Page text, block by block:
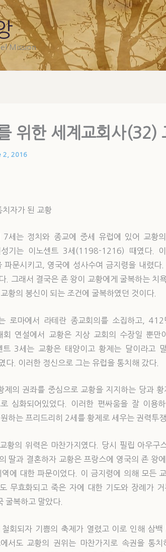
Mission
위한 세계교회사(32)
2, 2016
치자가 된 교황
7세는 정치와 종교에 중세 유럽에 있어 교황
성기는 이노센트 3세(1198-1216) 때였다.
파문시키고, 영국에 성사수여 금지령을 내렸다
. 그래서 결국은 죤 왕이 교황에게 굴복하는 치
황의 봉신이 되는 조건에 굴복하였던 것이다.
로마에서 라테란 종교회의를 소집하고,
회 연설에서 교황은 지상 교회의 수장일 뿐
트 3세는 교황은 태양이고 황제는 달이라고
다. 이러한 정신으로 그는 유럽을 통치해 갔다.
제의 권좌를 중심으로 교황을 지지하는 당과
심화되어있었다. 이러한 편싸움을 잘 이용
하는 프리드리히 2세를 황제로 세우는 권력투
황의 위력은 마찬가지였다. 당시 필립 아우구
딸과 결혼하자 교황은 프랑스에 영국의 죤 왕
에 대한 파문이었다. 이 금지령에 의해 모든
무효화되고 죽은 자에 대한 기도와 장례가
굴복하고 말았다.
회되자 기쁨의 축제가 열렸고 이로 인해 삼
서도 교황의 권위는 마찬가지로 속권을 통